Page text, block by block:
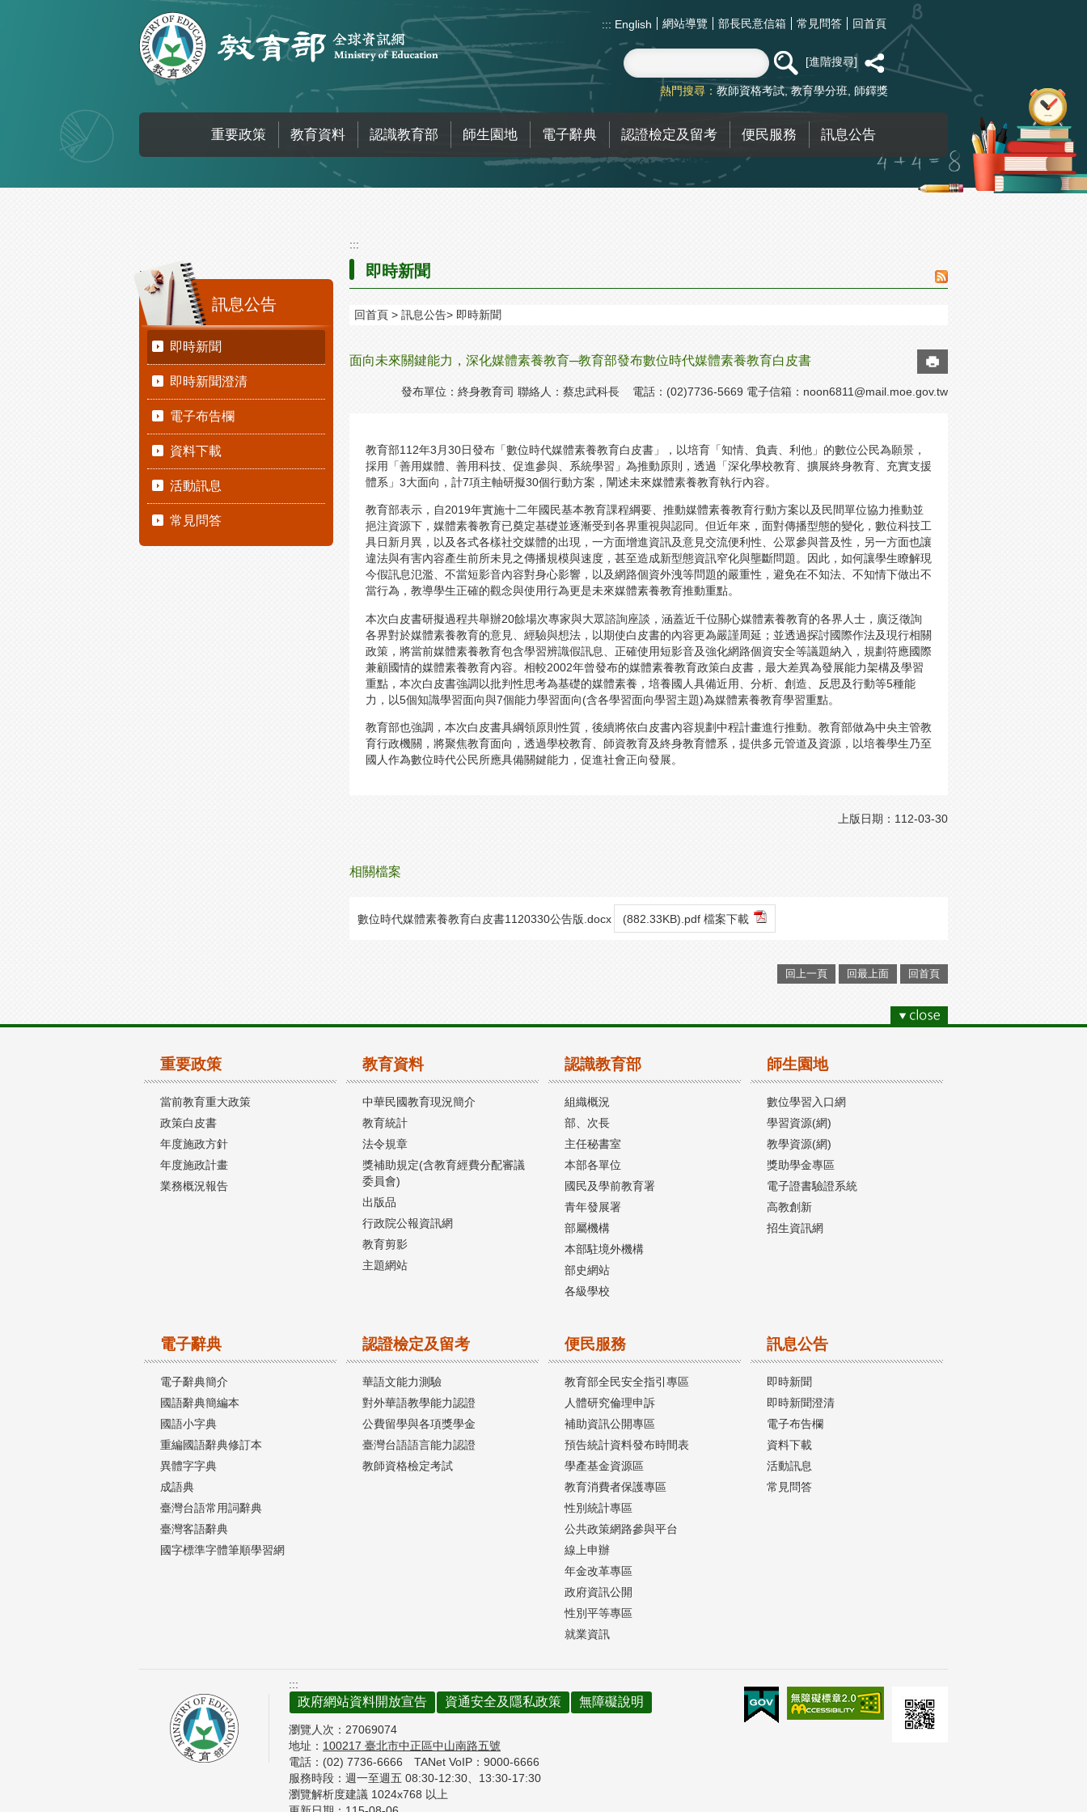
::: English 網站導覽 部長民意信箱 常見問答 回首頁
進階搜尋
熱門搜尋： 教師資格考試 教育學分班 師鐸獎
重要政策 教育資料 認識教育部 師生園地 電子辭典 認證檢定及留考 便民服務 訊息公告
:::
訊息公告
即時新聞
即時新聞澄清
電子布告欄
資料下載
活動訊息
常見問答
:::
即時新聞
回首頁 訊息公告 即時新聞
面向未來關鍵能力，深化媒體素養教育─教育部發布數位時代媒體素養教育白皮書
發布單位：終身教育司 聯絡人：蔡忠武科長 電話：(02)7736-5669 電子信箱： noon6811@mail.moe.gov.tw
教育部112年3月30日發布「數位時代媒體素養教育白皮書」，以培育「知情、負責、利他」的數位公民為願景，
採用「善用媒體、善用科技、促進參與、系統學習」為推動原則，透過「深化學校教育、擴展終身教育、充實支援
體系」3大面向，計7項主軸研擬30個行動方案，闡述未來媒體素養教育執行內容。
教育部表示，自2019年實施十二年國民基本教育課程綱要、推動媒體素養教育行動方案以及民間單位協力推動並
挹注資源下，媒體素養教育已奠定基礎並逐漸受到各界重視與認同。但近年來，面對傳播型態的變化，數位科技工
具日新月異，以及各式各樣社交媒體的出現，一方面增進資訊及意見交流便利性、公眾參與普及性，另一方面也讓
違法與有害內容產生前所未見之傳播規模與速度，甚至造成新型態資訊窄化與壟斷問題。因此，如何讓學生瞭解現
今假訊息氾濫、不當短影音內容對身心影響，以及網路個資外洩等問題的嚴重性，避免在不知法、不知情下做出不
當行為，教導學生正確的觀念與使用行為更是未來媒體素養教育推動重點。
本次白皮書研擬過程共舉辦20餘場次專家與大眾諮詢座談，涵蓋近千位關心媒體素養教育的各界人士，廣泛徵詢
各界對於媒體素養教育的意見、經驗與想法，以期使白皮書的內容更為嚴謹周延；並透過探討國際作法及現行相關
政策，將當前媒體素養教育包含學習辨識假訊息、正確使用短影音及強化網路個資安全等議題納入，規劃符應國際
兼顧國情的媒體素養教育內容。相較2002年曾發布的媒體素養教育政策白皮書，最大差異為發展能力架構及學習
重點，本次白皮書強調以批判性思考為基礎的媒體素養，培養國人具備近用、分析、創造、反思及行動等5種能
力，以5個知識學習面向與7個能力學習面向(含各學習面向學習主題)為媒體素養教育學習重點。
教育部也強調，本次白皮書具綱領原則性質，後續將依白皮書內容規劃中程計畫進行推動。教育部做為中央主管教
育行政機關，將聚焦教育面向，透過學校教育、師資教育及終身教育體系，提供多元管道及資源，以培養學生乃至
國人作為數位時代公民所應具備關鍵能力，促進社會正向發展。
上版日期：112-03-30
相關檔案
數位時代媒體素養教育白皮書1120330公告版.docx (882.33KB).pdf 檔案下載
回上一頁 回最上面 回首頁
重要政策
當前教育重大政策
政策白皮書
年度施政方針
年度施政計畫
業務概況報告
教育資料
中華民國教育現況簡介
教育統計
法令規章
獎補助規定(含教育經費分配審議
委員會)
出版品
行政院公報資訊網
教育剪影
主題網站
認識教育部
組織概況
部、次長
主任秘書室
本部各單位
國民及學前教育署
青年發展署
部屬機構
本部駐境外機構
部史網站
各級學校
師生園地
數位學習入口網
學習資源(網)
教學資源(網)
獎助學金專區
電子證書驗證系統
高教創新
招生資訊網
電子辭典
電子辭典簡介
國語辭典簡編本
國語小字典
重編國語辭典修訂本
異體字字典
成語典
臺灣台語常用詞辭典
臺灣客語辭典
國字標準字體筆順學習網
認證檢定及留考
華語文能力測驗
對外華語教學能力認證
公費留學與各項獎學金
臺灣台語語言能力認證
教師資格檢定考試
便民服務
教育部全民安全指引專區
人體研究倫理申訴
補助資訊公開專區
預告統計資料發布時間表
學產基金資源區
教育消費者保護專區
性別統計專區
公共政策網路參與平台
線上申辦
年金改革專區
政府資訊公開
性別平等專區
就業資訊
訊息公告
即時新聞
即時新聞澄清
電子布告欄
資料下載
活動訊息
常見問答
:::
政府網站資料開放宣告 資通安全及隱私政策 無障礙說明
瀏覽人次： 27069074
地址： 100217 臺北市中正區中山南路五號
電話：(02) 7736-6666 TANet VoIP：9000-6666
服務時段：週一至週五 08:30-12:30、 13:30-17:30
瀏覽解析度建議 1024x768 以上